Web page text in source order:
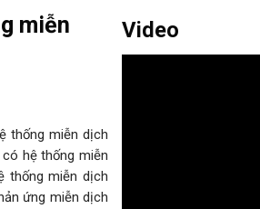
miễn
thống miễn dịch
hệ thống miễn
thống miễn dịch
ứng miễn dịch
Video